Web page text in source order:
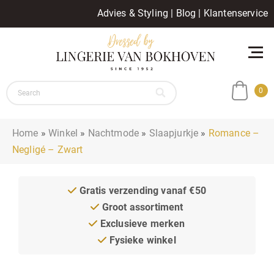
Advies & Styling | Blog | Klantenservice
0
Home »Winkel » Nachtmode » Slaapjurkje » Romance –
Negligé – Zwart
Gratis verzending vanaf €50
Groot assortiment
Exclusieve merken
Fysieke winkel